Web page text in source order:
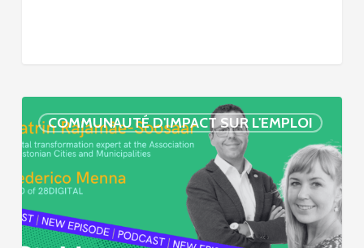
COMMUNAUTÉ D'IMPACT SUR L'EMPLOI
Simone »
épisode
:
villes
et